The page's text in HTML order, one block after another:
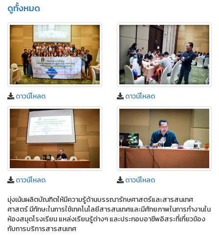
ดูทั้งหมด
ดาวน์โหลด ดาวน์โหลด
ดาวน์โหลด
ดาวน์โหลด
มุ่งเน้นผลิตบัณฑิตให้มีความรู้ด้านบรรณารักษศาสตร์และสารสนเทศ
ศาสตร์ มีทักษะในการใช้เทคโนโลยีสารสนเทศและมีศักยภาพในการทํางานใน
ห้องสมุดโรงเรียน แหล่งเรียนรู้ต่างๆ และประกอบอาชีพอิสระที่เกี่ยวข้อง
กับการบริการสารสนเทศ